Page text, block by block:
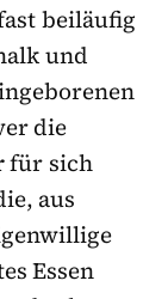
beiläufig
und
die
für sich
aus
Essen